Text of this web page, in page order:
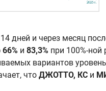
дней и через месяц
66% и 83,3% при 100%-ной
вариантов
что ДЖОТТО, КС и